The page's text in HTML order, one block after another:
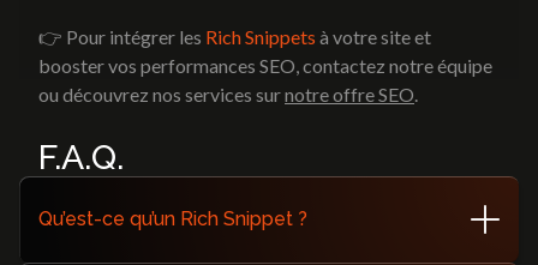
👉 Pour intégrer les Rich Snippets à votre site et
booster vos performances SEO, contactez notre équipe
ou découvrez nos services surnotre offre SEO.
F.A.Q.
Qu’est-ce qu’un Rich Snippet ?